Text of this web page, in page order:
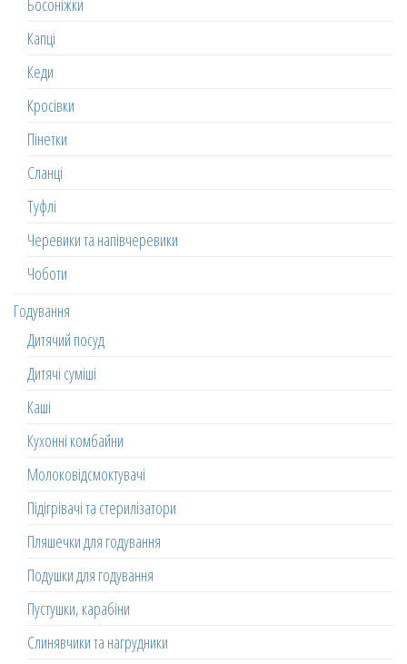
Босоніжки
Капці
Кеди
Кросівки
Пінетки
Сланці
Туфлі
Черевики та напівчеревики
Чоботи
Годування
Дитячий посуд
Дитячі суміші
Каші
Кухонні комбайни
Молоковідсмоктувачі
Підігрівачі та стерилізатори
Пляшечки для годування
Подушки для годування
Пустушки, карабіни
Слинявчики та нагрудники